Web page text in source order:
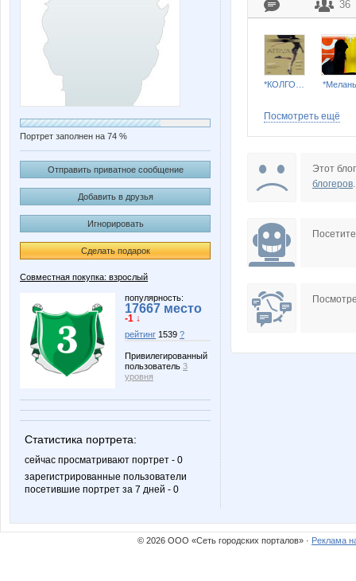
Портрет заполнен на 74 %
Отправить приватное сообщение
Добавить в друзья
Игнорировать
Сделать подарок
Совместная покупка: взрослый
популярность:
17667 место
-1 ↓
рейтинг 1539 ?
Привилегированный
пользователь 3
уровня
Статистика портрета:
сейчас просматривают портрет - 0
зарегистрированные пользователи
посетившие портрет за 7 дней - 0
36
Platina
ZLATTO
Посмотреть ещё
Этот
блогеров.
© 2026 ООО «Сеть городских порталов» · Реклама